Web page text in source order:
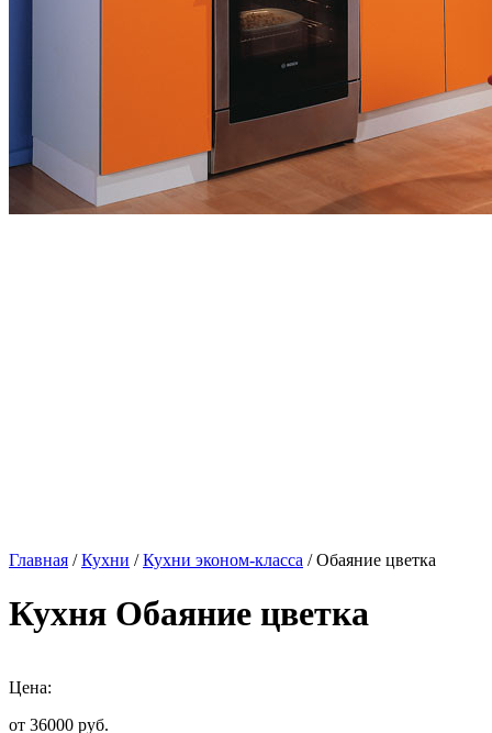
Главная /Кухни /Кухни эконом-класса / Обаяние цветка
Кухня Обаяние цветка
Цена:
от 36000 руб.